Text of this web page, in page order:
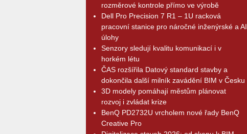
rozměrové kontrole přímo ve výrobě
Dell Pro Precision 7 R1 – 1U racková
pracovní stanice pro náročné inženýrské a AI
úlohy
Senzory sledují kvalitu komunikací i v
horkém létu
ČAS rozšířila Datový standard stavby a
dokončila další milník zavádění BIM v Česku
3D modely pomáhají městům plánovat
rozvoj i zvládat krize
BenQ PD2732U vrcholem nové řady BenQ
Creative Pro